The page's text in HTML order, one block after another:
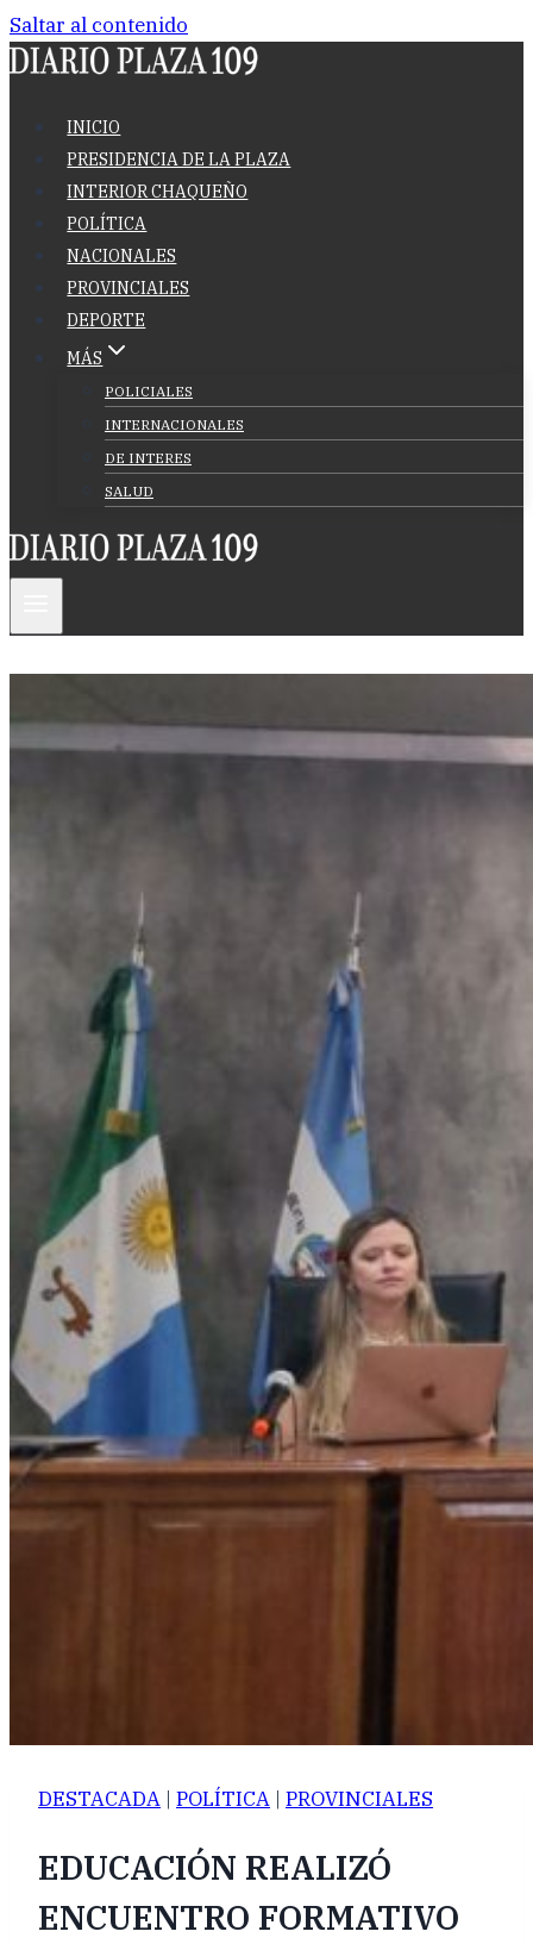
Saltar al contenido
INICIO
PRESIDENCIA DE LA PLAZA
INTERIOR CHAQUEÑO
POLÍTICA
NACIONALES
PROVINCIALES
DEPORTE
MÁS
POLICIALES
INTERNACIONALES
DE INTERES
SALUD
DESTACADA | POLÍTICA | PROVINCIALES
EDUCACIÓN REALIZÓ
ENCUENTRO FORMATIVO